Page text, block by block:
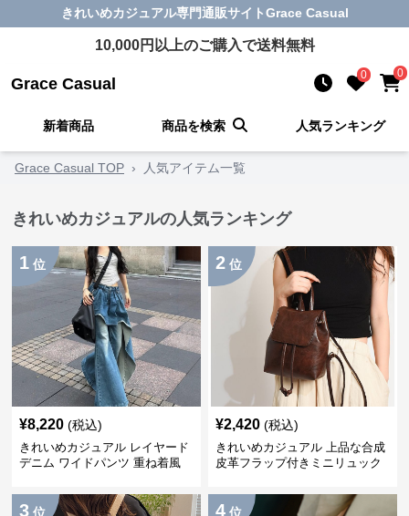
きれいめカジュアル専門通販サイトGrace Casual
10,000円以上のご購入で送料無料
Grace Casual 0 0
新着商品 商品を検索 人気ランキング
Grace Casual TOP › 人気アイテム一覧
きれいめカジュアルの人気ランキング
1 位
¥8,220 (税込)
きれいめカジュアル レイヤード
デニム ワイドパンツ 重ね着風
2 位
¥2,420 (税込)
きれいめカジュアル 上品な合成
皮革フラップ付きミニリュック
3 位 4 位